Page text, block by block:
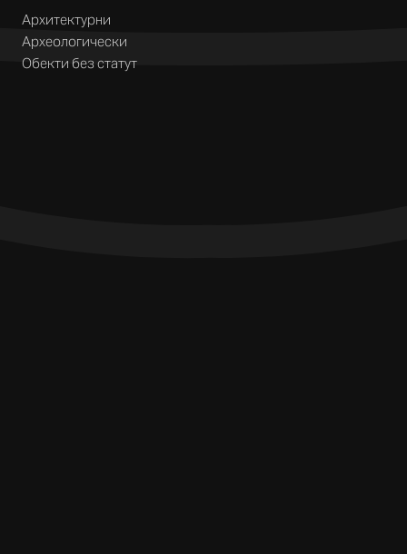
Архитектурни
Археологически
Обекти без статут